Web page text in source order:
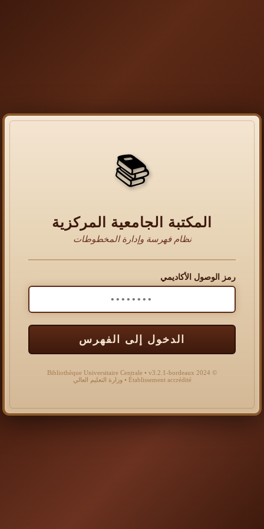
📚
المكتبة الجامعية المركزية
نظام فهرسة وإدارة المخطوطات
رمز الوصول الأكاديمي
الدخول إلى الفهرس
© 2024 Bibliothèque Universitaire Centrale • v3.2.1-bordeaux
Établissement accrédité • وزارة التعليم العالي